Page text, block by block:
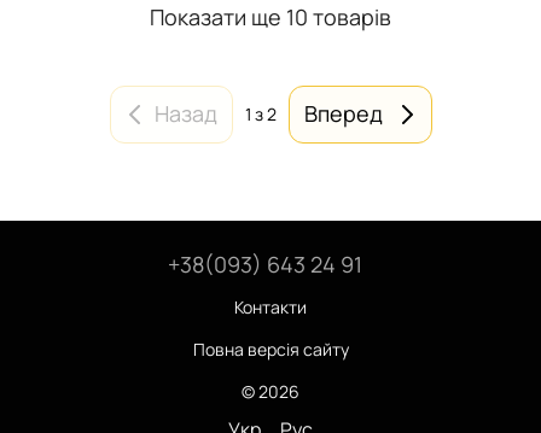
Показати ще 10 товарів
Назад 1 з 2 Вперед
+38(093) 643 24 91
Контакти
Повна версія сайту
© 2026